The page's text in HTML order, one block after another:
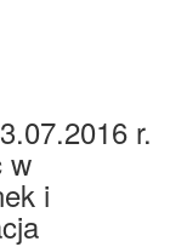
r.
w
i